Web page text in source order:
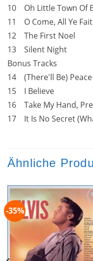
10 Oh Little Town Of
11 O Come, All Ye
12 The First Noel
13 Silent Night
Bonus Tracks
14 (There'll Be)
15 I Believe
16 Take My Hand,
17 It Is No Secret
Ähnliche
-35%
Zur